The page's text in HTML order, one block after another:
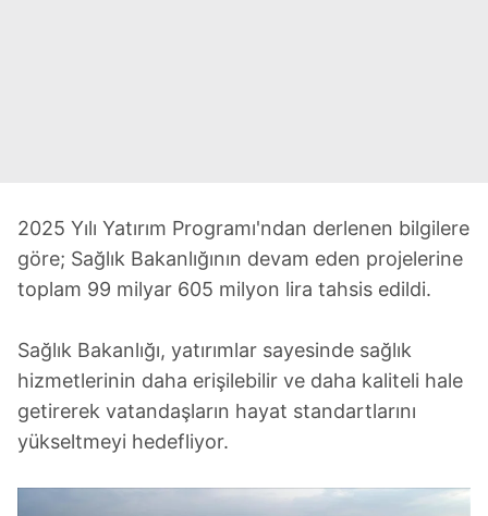
2025 Yılı Yatırım Programı'ndan derlenen bilgilere
göre; Sağlık Bakanlığının devam eden projelerine
toplam 99 milyar 605 milyon lira tahsis edildi.
Sağlık Bakanlığı, yatırımlar sayesinde sağlık
hizmetlerinin daha erişilebilir ve daha kaliteli hale
getirerek vatandaşların hayat standartlarını
yükseltmeyi hedefliyor.